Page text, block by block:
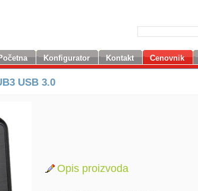
Konfigurator Kontakt Cenovnik
USB 3.0
Opis proizvoda